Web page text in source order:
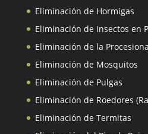
Eliminación de Hormigas
Eliminación de Insectos en
Eliminación de la
Eliminación de Mosquitos
Eliminación de Pulgas
Eliminación de Roedores
Eliminación de Termitas